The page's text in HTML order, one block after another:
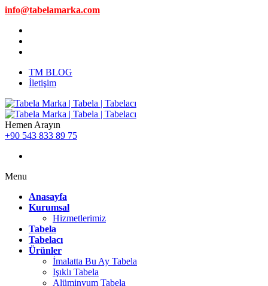
info@tabelamarka.com
TM BLOG
İletişim
Hemen Arayın
+90 543 833 89 75
Menu
Anasayfa
Kurumsal
Hizmetlerimiz
Tabela
Tabelacı
Ürünler
İmalatta Bu Ay Tabela
Işıklı Tabela
Alüminyum Tabela